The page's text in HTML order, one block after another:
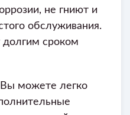
не гниют и
обслуживания.
сроком
Вы можете легко